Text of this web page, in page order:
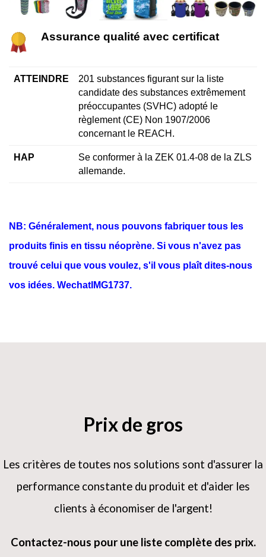
Assurance qualité avec certificat
ATTEINDRE
201 substances figurant sur la liste
candidate des substances extrêmement
préoccupantes (SVHC) adopté le
règlement (CE) Non 1907/2006
concernant le REACH.
HAP
Se conformer à la ZEK 01.4-08 de la ZLS
allemande.
NB: Généralement, nous pouvons fabriquer tous les
produits finis en tissu néoprène. Si vous n'avez pas
trouvé celui que vous voulez, s'il vous plaît dites-nous
vos idées. WechatIMG1737.
Prix ​​de gros
Les critères de toutes nos solutions sont d'assurer la
performance constante du produit et d'aider les
clients à économiser de l'argent!
Contactez-nous pour une liste complète des prix.